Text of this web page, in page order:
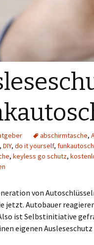
abschirmtasche,
, DIY, do it yourself,
, keyless go schutz,
von
jetzt. Autobauer
ist Selbstinitiative
eigenen